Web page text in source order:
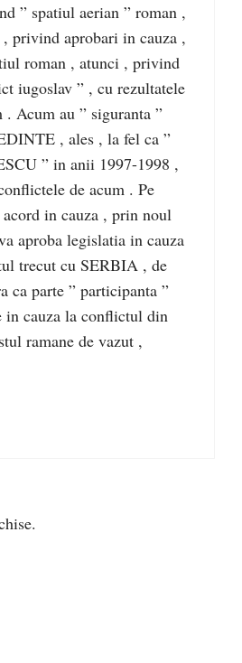
” spatiul aerian ” roman ,
privind aprobari in cauza ,
roman , atunci , privind
iugoslav ” , cu rezultatele
. Acum au ” siguranta ”
, ales , la fel ca ”
” in anii 1997-1998 ,
de acum . Pe
in cauza , prin noul
aproba legislatia in cauza
trecut cu SERBIA , de
ca parte ” participanta ”
cauza la conflictul din
ramane de vazut ,